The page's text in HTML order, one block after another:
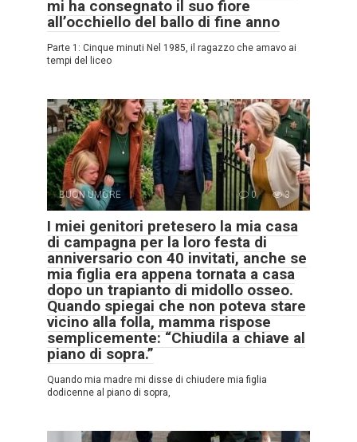
mi ha consegnato il suo fiore
all’occhiello del ballo di fine anno
Parte 1: Cinque minuti Nel 1985, il ragazzo che amavo ai
tempi del liceo
BUON UMORE 0 3
I miei genitori pretesero la mia casa
di campagna per la loro festa di
anniversario con 40 invitati, anche se
mia figlia era appena tornata a casa
dopo un trapianto di midollo osseo.
Quando spiegai che non poteva stare
vicino alla folla, mamma rispose
semplicemente: “Chiudila a chiave al
piano di sopra.”
Quando mia madre mi disse di chiudere mia figlia
dodicenne al piano di sopra,